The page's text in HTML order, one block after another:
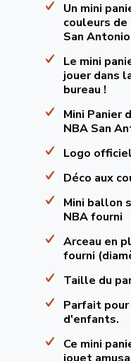
Un mini
couleurs de
San Antonio
Le mini
jouer dans
bureau !
Mini Panier
NBA San
Logo
Déco aux
Mini ballon
NBA fourni
Arceau en
fourni
Taille du
Parfait pour
d'enfants.
Ce mini